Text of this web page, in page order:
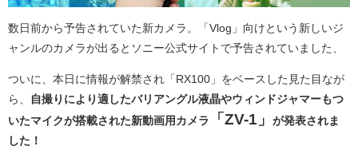
数日前から予告されていた新カメラ。「Vlog」向けという新しいジ
ャンルのカメラが出るとソニー公式サイトで予告されていました、
ついに、本日に情報が解禁され「RX100」をベースした見た目なが
ら、
自撮りにより適したバリアングル液晶やウィンドジャマーもつ
いたマイクが搭載された新動画用カメラ
「ZV-1」
が発表されま
した！